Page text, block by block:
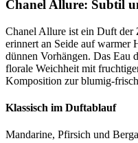
Chanel Allure: Subtil
Chanel Allure ist ein Duft der
erinnert an Seide auf warmer
dünnen Vorhängen. Das Eau
florale Weichheit mit
Komposition zur blumig-
Klassisch im Duftablauf
Mandarine, Pfirsich und